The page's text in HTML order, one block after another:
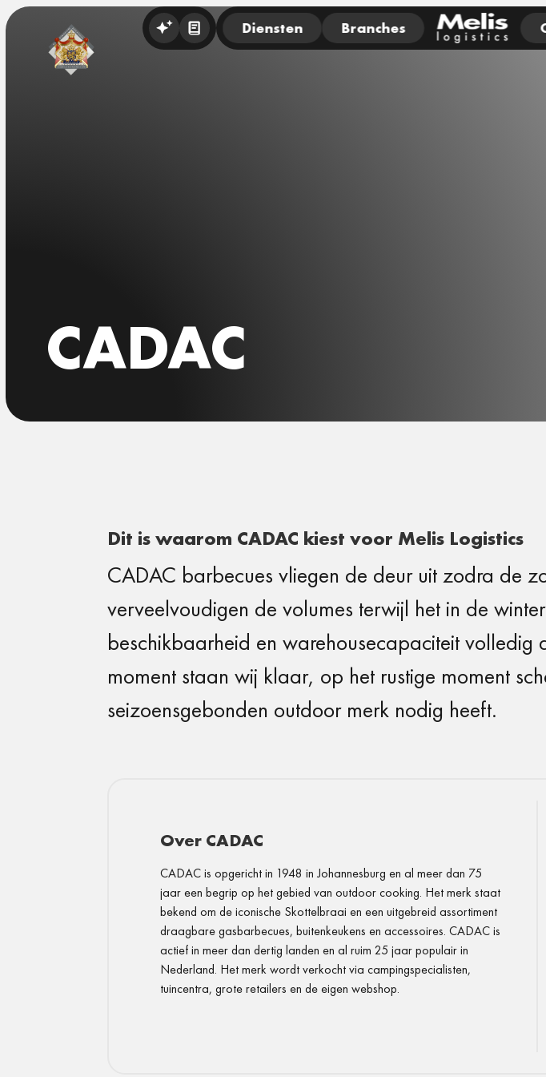
CADAC
Dit is waarom CADAC kiest voor Melis Logistics
CADAC barbecuesvliegen de deur uitzodra de
verveelvoudigen de volumes terwijl het in de
beschikbaarheid enwarehousecapaciteit volledig
moment staan wij klaar, op het rustige moment
seizoensgebonden outdoor merk nodig heeft.
Over CADAC
CADAC is opgericht in 1948 in Johannesburg en al meer dan 75
jaar een begrip op het gebied van outdoor cooking. Het merk staat
bekend om de iconische Skottelbraai en een uitgebreid assortiment
draagbare gasbarbecues, buitenkeukens en accessoires. CADAC is
actief in meer dan dertig landen en al ruim 25 jaar populair in
Nederland. Het merk wordt verkocht via campingspecialisten,
tuincentra, grote retailers en de eigen webshop.
Diensten Branches